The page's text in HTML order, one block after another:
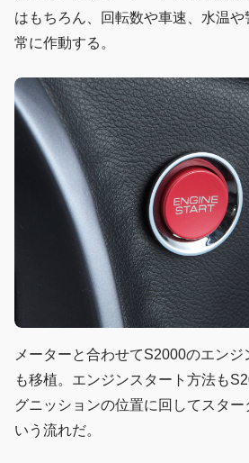
はもちろん、回転数や車速、水温
常に作動する。
メーターと合わせてS2000のエン
も移植。エンジンスタート方法も
グニッションの位置に回してスター
いう流れだ。